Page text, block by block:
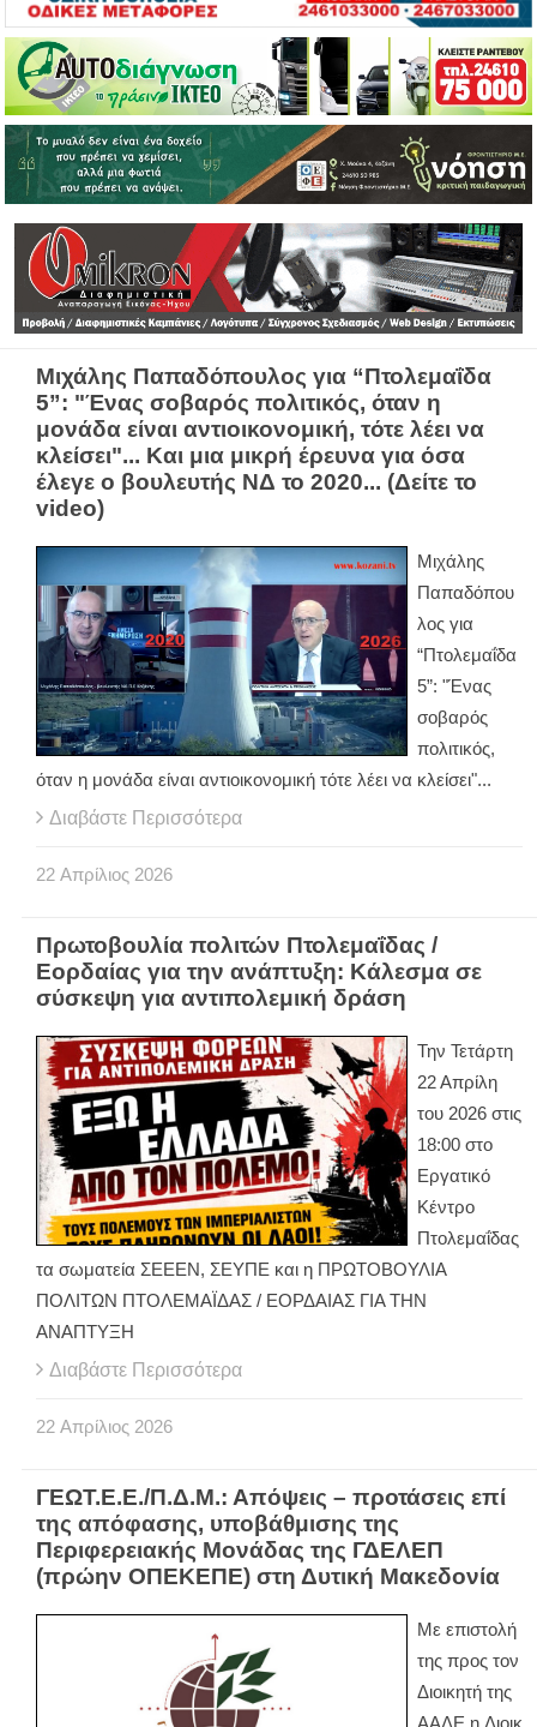
Mιχάλης Παπαδόπουλος για “Πτολεμαΐδα
5”: "Ένας σοβαρός πολιτικός, όταν η
μονάδα είναι αντιοικονομική, τότε λέει να
κλείσει"... Και μια μικρή έρευνα για όσα
έλεγε ο βουλευτής ΝΔ το 2020... (Δείτε το
video)
Mιχάλης
Παπαδόπου
λος για
“Πτολεμαΐδα
5”: "Ένας
σοβαρός
πολιτικός,
όταν η μονάδα είναι αντιοικονομική τότε λέει να κλείσει"...
Διαβάστε Περισσότερα
22 Απρίλιος 2026
Πρωτοβουλία πολιτών Πτολεμαΐδας /
Εορδαίας για την ανάπτυξη: Κάλεσμα σε
σύσκεψη για αντιπολεμική δράση
Την Τετάρτη
22 Απρίλη
του 2026 στις
18:00 στο
Εργατικό
Κέντρο
Πτολεμαΐδας
τα σωματεία ΣΕΕΕΝ, ΣΕΥΠΕ και η ΠΡΩΤΟΒΟΥΛΙΑ
ΠΟΛΙΤΩΝ ΠΤΟΛΕΜΑΪΔΑΣ / ΕΟΡΔΑΙΑΣ ΓΙΑ ΤΗΝ
ΑΝΑΠΤΥΞΗ
Διαβάστε Περισσότερα
22 Απρίλιος 2026
ΓΕΩΤ.Ε.Ε./Π.Δ.Μ.: Απόψεις – προτάσεις επί
της απόφασης, υποβάθμισης της
Περιφερειακής Μονάδας της ΓΔΕΛΕΠ
(πρώην ΟΠΕΚΕΠΕ) στη Δυτική Μακεδονία
Με επιστολή
της προς τον
Διοικητή της
ΑΑΔΕ η Διοικ